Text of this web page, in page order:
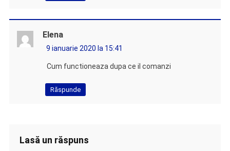
Elena
9 ianuarie 2020 la 15:41
Cum functioneaza dupa ce il comanzi
Răspunde
Lasă un răspuns